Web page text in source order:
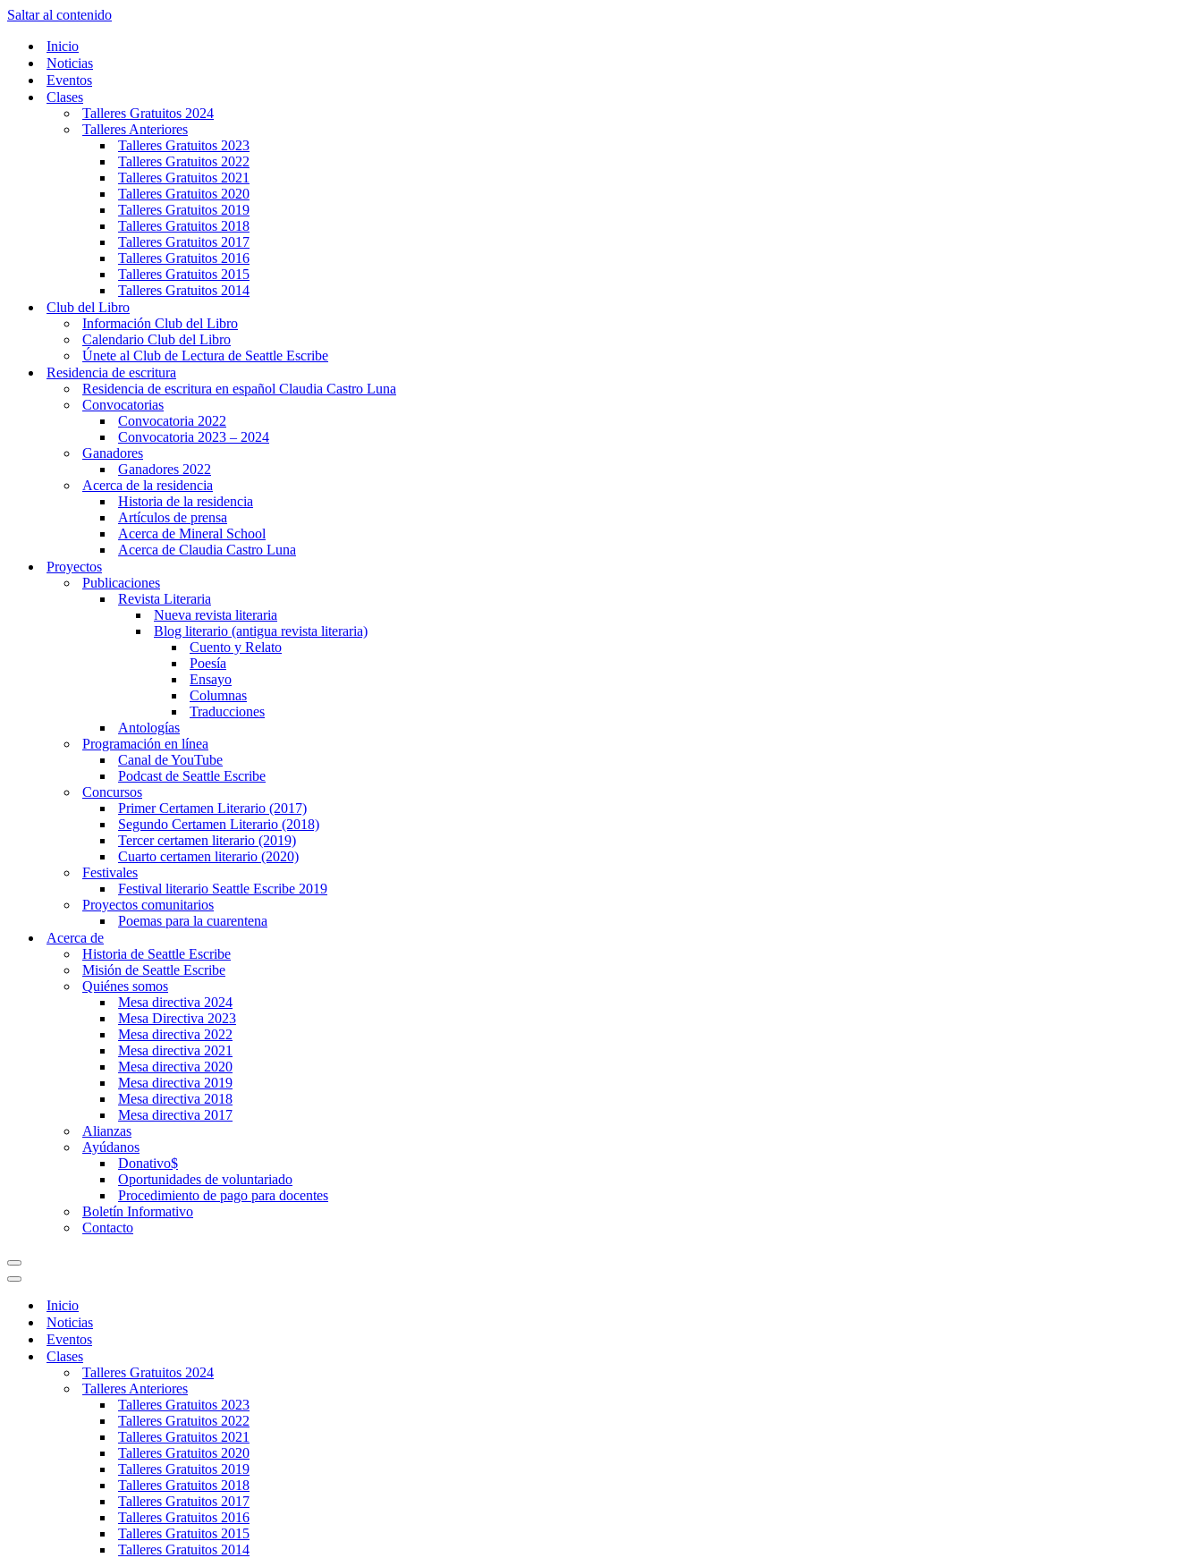
Saltar al contenido
Inicio
Noticias
Eventos
Clases
Talleres Gratuitos 2024
Talleres Anteriores
Talleres Gratuitos 2023
Talleres Gratuitos 2022
Talleres Gratuitos 2021
Talleres Gratuitos 2020
Talleres Gratuitos 2019
Talleres Gratuitos 2018
Talleres Gratuitos 2017
Talleres Gratuitos 2016
Talleres Gratuitos 2015
Talleres Gratuitos 2014
Club del Libro
Información Club del Libro
Calendario Club del Libro
Únete al Club de Lectura de Seattle Escribe
Residencia de escritura
Residencia de escritura en español Claudia Castro Luna
Convocatorias
Convocatoria 2022
Convocatoria 2023 – 2024
Ganadores
Ganadores 2022
Acerca de la residencia
Historia de la residencia
Artículos de prensa
Acerca de Mineral School
Acerca de Claudia Castro Luna
Proyectos
Publicaciones
Revista Literaria
Nueva revista literaria
Blog literario (antigua revista literaria)
Cuento y Relato
Poesía
Ensayo
Columnas
Traducciones
Antologías
Programación en línea
Canal de YouTube
Podcast de Seattle Escribe
Concursos
Primer Certamen Literario (2017)
Segundo Certamen Literario (2018)
Tercer certamen literario (2019)
Cuarto certamen literario (2020)
Festivales
Festival literario Seattle Escribe 2019
Proyectos comunitarios
Poemas para la cuarentena
Acerca de
Historia de Seattle Escribe
Misión de Seattle Escribe
Quiénes somos
Mesa directiva 2024
Mesa Directiva 2023
Mesa directiva 2022
Mesa directiva 2021
Mesa directiva 2020
Mesa directiva 2019
Mesa directiva 2018
Mesa directiva 2017
Alianzas
Ayúdanos
Donativo$
Oportunidades de voluntariado
Procedimiento de pago para docentes
Boletín Informativo
Contacto
Menú
de
Menú
navegación
Inicio
Noticias
Eventos
Clases
Talleres Gratuitos 2024
Talleres Anteriores
Talleres Gratuitos 2023
Talleres Gratuitos 2022
Talleres Gratuitos 2021
Talleres Gratuitos 2020
Talleres Gratuitos 2019
Talleres Gratuitos 2018
Talleres Gratuitos 2017
Talleres Gratuitos 2016
Talleres Gratuitos 2015
Talleres Gratuitos 2014